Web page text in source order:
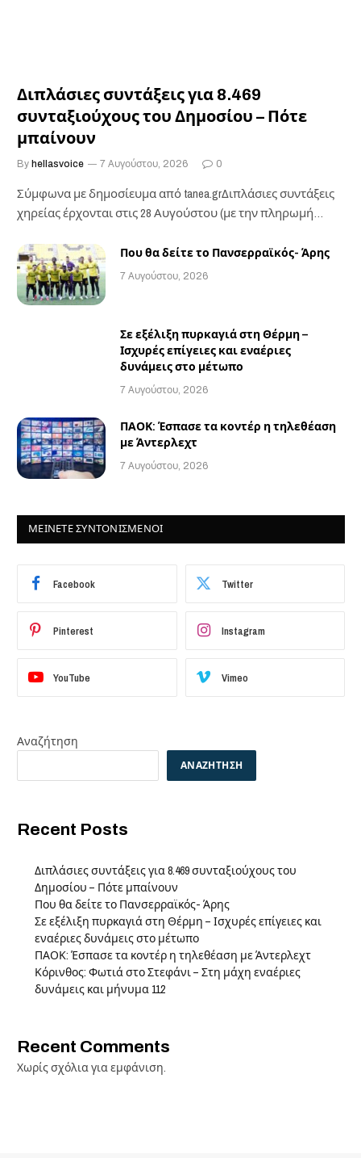
Διπλάσιες συντάξεις για 8.469
συνταξιούχους του Δημοσίου – Πότε
μπαίνουν
By hellasvoice 7 Αυγούστου, 2026 0
Σύμφωνα με δημοσίευμα από tanea.grΔιπλάσιες συντάξεις
χηρείας έρχονται στις 28 Αυγούστου (με την πληρωμή
Που θα δείτε το Πανσερραϊκός- Άρης
7 Αυγούστου, 2026
Σε εξέλιξη πυρκαγιά στη Θέρμη –
Ισχυρές επίγειες και εναέριες
δυνάμεις στο μέτωπο
7 Αυγούστου, 2026
ΠΑΟΚ: Έσπασε τα κοντέρ η τηλεθέαση
με Άντερλεχτ
7 Αυγούστου, 2026
ΜΕΙΝΕΤΕ ΣΥΝΤΟΝΙΣΜΕΝΟΙ
Facebook Twitter
Pinterest Instagram
YouTube Vimeo
Αναζήτηση
ΑΝΑΖΉΤΗΣΗ
Recent Posts
Διπλάσιες συντάξεις για 8.469 συνταξιούχους του
Δημοσίου – Πότε μπαίνουν
Που θα δείτε το Πανσερραϊκός- Άρης
Σε εξέλιξη πυρκαγιά στη Θέρμη – Ισχυρές επίγειες και
εναέριες δυνάμεις στο μέτωπο
ΠΑΟΚ: Έσπασε τα κοντέρ η τηλεθέαση με Άντερλεχτ
Κόρινθος: Φωτιά στο Στεφάνι – Στη μάχη εναέριες
δυνάμεις και μήνυμα 112
Recent Comments
Χωρίς σχόλια για εμφάνιση.